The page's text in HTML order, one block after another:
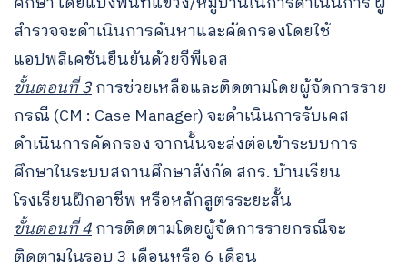
สำรวจจะดำเนินการค้นหาและคัดกรองโดยใช้
แอปพลิเคชันยืนยันด้วยจีพีเอส
ขั้นตอนที่ 3การช่วยเหลือและติดตามโดยผู้จัดการราย
กรณี (CM : Case Manager) จะดำเนินการรับเคส
ดำเนินการคัดกรอง จากนั้นจะส่งต่อเข้าระบบการ
ศึกษาในระบบสถานศึกษาสังกัด สกร. บ้านเรียน
โรงเรียนฝึกอาชีพ หรือหลักสูตรระยะสั้น
ขั้นตอนที่ 4การติดตามโดยผู้จัดการรายกรณีจะ
ติดตามในรอบ 3 เดือนหรือ 6 เดือน